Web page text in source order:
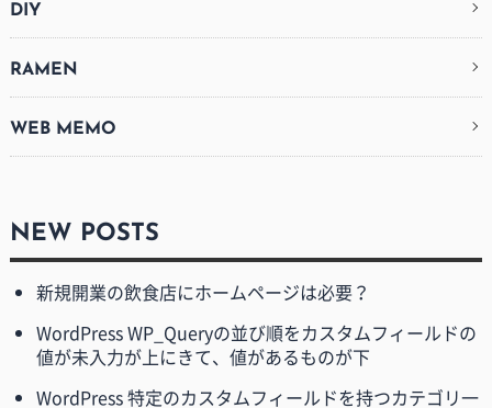
DIY
RAMEN
WEB MEMO
NEW POSTS
新規開業の飲食店にホームページは必要？
WordPress WP_Queryの並び順をカスタムフィールドの
値が未入力が上にきて、値があるものが下
WordPress 特定のカスタムフィールドを持つカテゴリ一